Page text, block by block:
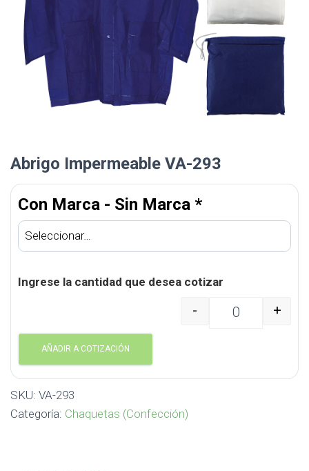
Abrigo Impermeable VA-293
Con Marca - Sin Marca *
Ingrese la cantidad que desea cotizar
Abrigo Impermeable
- +
AÑADIR A COTIZACIÓN
SKU: VA-293
Categoría: Chaquetas (Confección)